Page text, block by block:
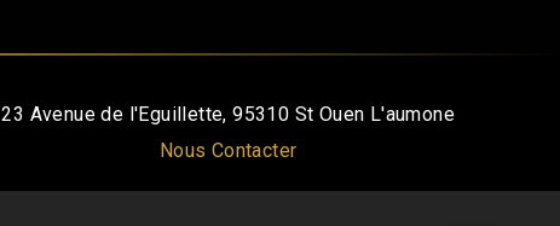
23 Avenue de l'Eguillette, 95310 St Ouen L'aumone
Nous Contacter